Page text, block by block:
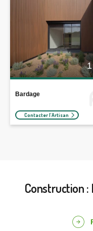
1
Bardage
Contacter l'Artisan
Construction